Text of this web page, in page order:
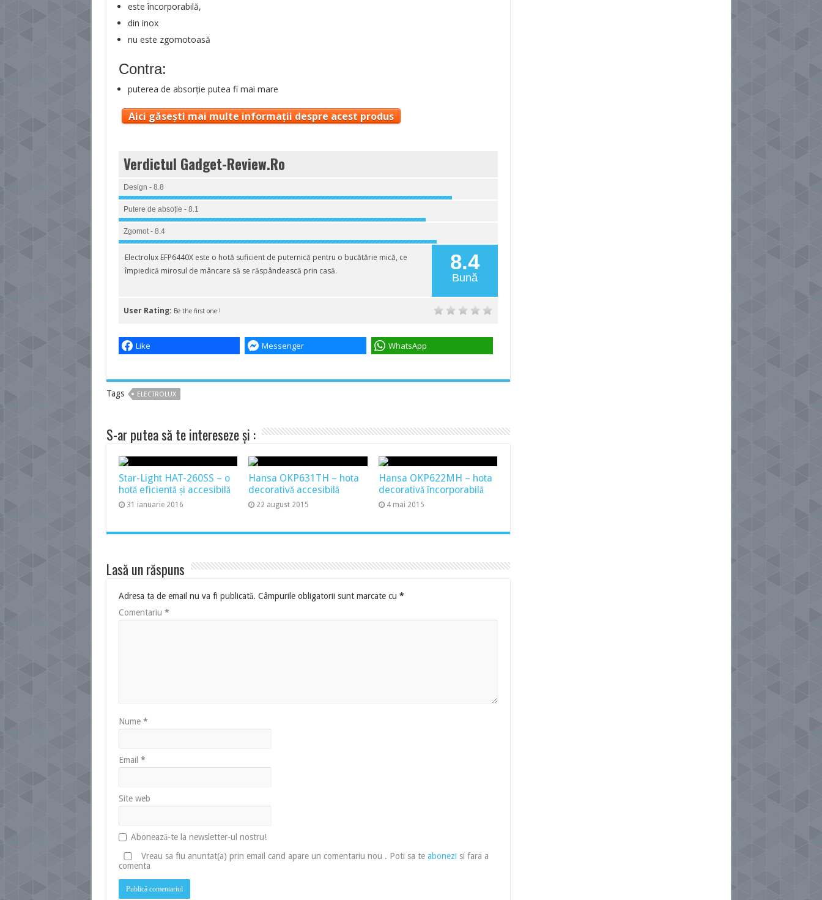
este încorporabilă,
din inox
nu este zgomotoasă
Contra:
puterea de absorție putea fi mai mare
Aici găsești mai multe informații despre acest produs
Verdictul Gadget-Review.Ro
Design - 8.8
Putere de absoție - 8.1
Zgomot - 8.4
8.4
Bună
Electrolux EFP6440X este o hotă suficient de puternică pentru o bucătărie mică, ce
împiedică mirosul de mâncare să se răspândească prin casă.
User Rating: Be the first one !
Like Messenger WhatsApp
Tags ELECTROLUX
S-ar putea să te intereseze și :
Star-Light HAT-260SS – o
hotă eficientă și accesibilă
31 ianuarie 2016
Hansa OKP631TH – hota
decorativă accesibilă
22 august 2015
Hansa OKP622MH – hota
decorativă încorporabilă
4 mai 2015
Lasă un răspuns
Adresa ta de email nu va fi publicată. Câmpurile obligatorii sunt marcate cu *
Comentariu *
Nume *
Email *
Site web
Abonează-te la newsletter-ul nostru!
Vreau sa fiu anuntat(a) prin email cand apare un comentariu nou . Poti sa te abonezi si fara a
comenta